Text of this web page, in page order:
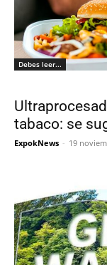
Debes leer...
tabaco: se
ExpokNews - 19